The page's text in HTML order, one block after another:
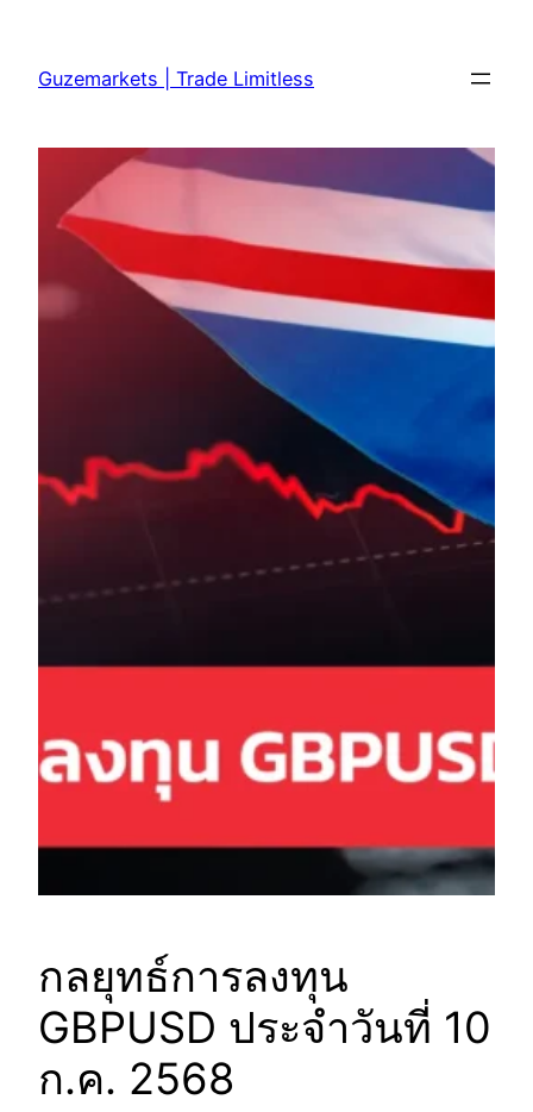
content
Guzemarkets | Trade Limitless
กลยุทธ์การลงทุน
GBPUSD ประจำวันที่ 10
ก.ค. 2568